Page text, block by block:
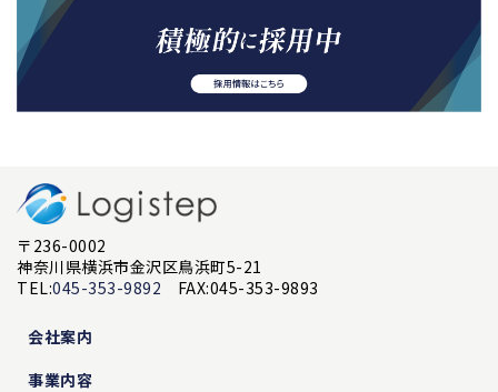
〒236-0002
神奈川県横浜市金沢区鳥浜町5-21
TEL:045-353-9892 FAX:045-353-9893
会社案内
事業内容